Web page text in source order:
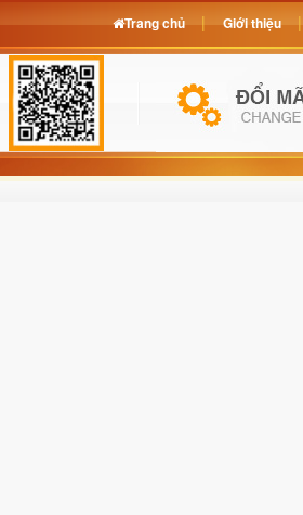
Trang chủ Giới thiệu